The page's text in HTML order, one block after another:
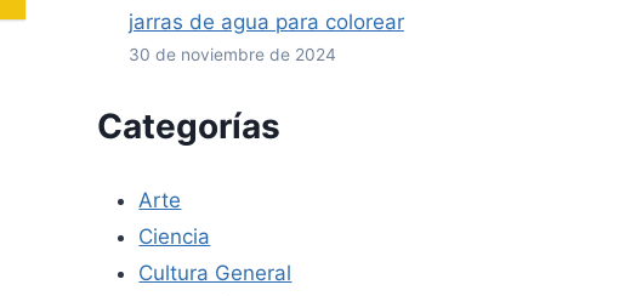
jarras de agua para colorear
30 de noviembre de 2024
Categorías
Arte
Ciencia
Cultura General